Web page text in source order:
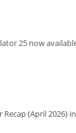
25 now
(April 2026)